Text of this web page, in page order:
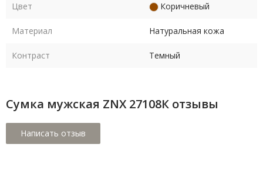
Цвет Коричневый
Материал Натуральная кожа
Контраст Темный
Сумка мужская ZNX 27108К отзывы